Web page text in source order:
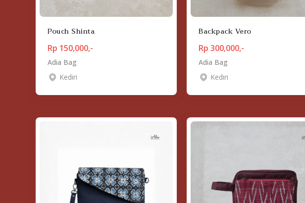
Pouch Shinta
Rp 150,000,-
Adia Bag
Kediri
Backpack Vero
Rp 300,000,-
Adia Bag
Kediri